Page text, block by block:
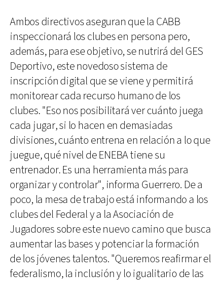
Ambos directivos aseguran que la CABB
inspeccionará los clubes en persona pero,
además, para ese objetivo, se nutrirá del GES
Deportivo, este novedoso sistema de
inscripción digital que se viene y permitirá
monitorear cada recurso humano de los
clubes. "Eso nos posibilitará ver cuánto juega
cada jugar, si lo hacen en demasiadas
divisiones, cuánto entrena en relación a lo que
juegue, qué nivel de ENEBA tiene su
entrenador. Es una herramienta más para
organizar y controlar", informa Guerrero. De a
poco, la mesa de trabajo está informando a los
clubes del Federal y a la Asociación de
Jugadores sobre este nuevo camino que busca
aumentar las bases y potenciar la formación
de los jóvenes talentos. "Queremos reafirmar el
federalismo, la inclusión y lo igualitario de las